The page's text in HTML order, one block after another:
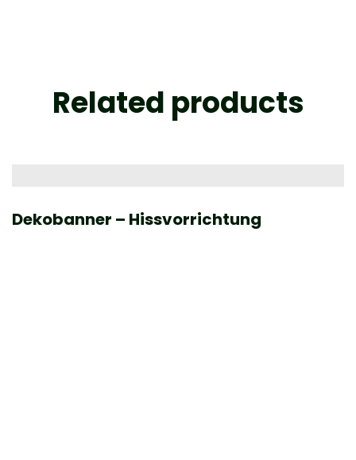
Related products
Dekobanner – Hissvorrichtung